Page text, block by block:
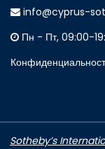
info@cyprus-
Пн - Пт, 09:00-
Sotheby’s